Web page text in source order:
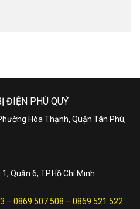
ĐIỆN PHÚ QUÝ
Hòa Thạnh, Quận Tân Phú,
Quận 6, TP.Hồ Chí Minh
– 0869 507 508 – 0869 521 522